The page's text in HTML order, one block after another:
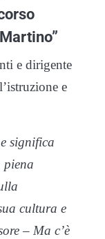
e dirigente
e
significa
piena
cultura e
– Ma c’è